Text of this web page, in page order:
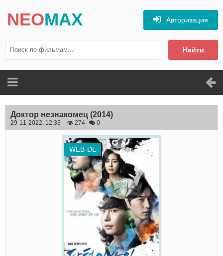
NEOMAX
Найти
Авторизация
Доктор незнакомец (2014)
29-11-2022, 12:33 274 0
WEB-DL